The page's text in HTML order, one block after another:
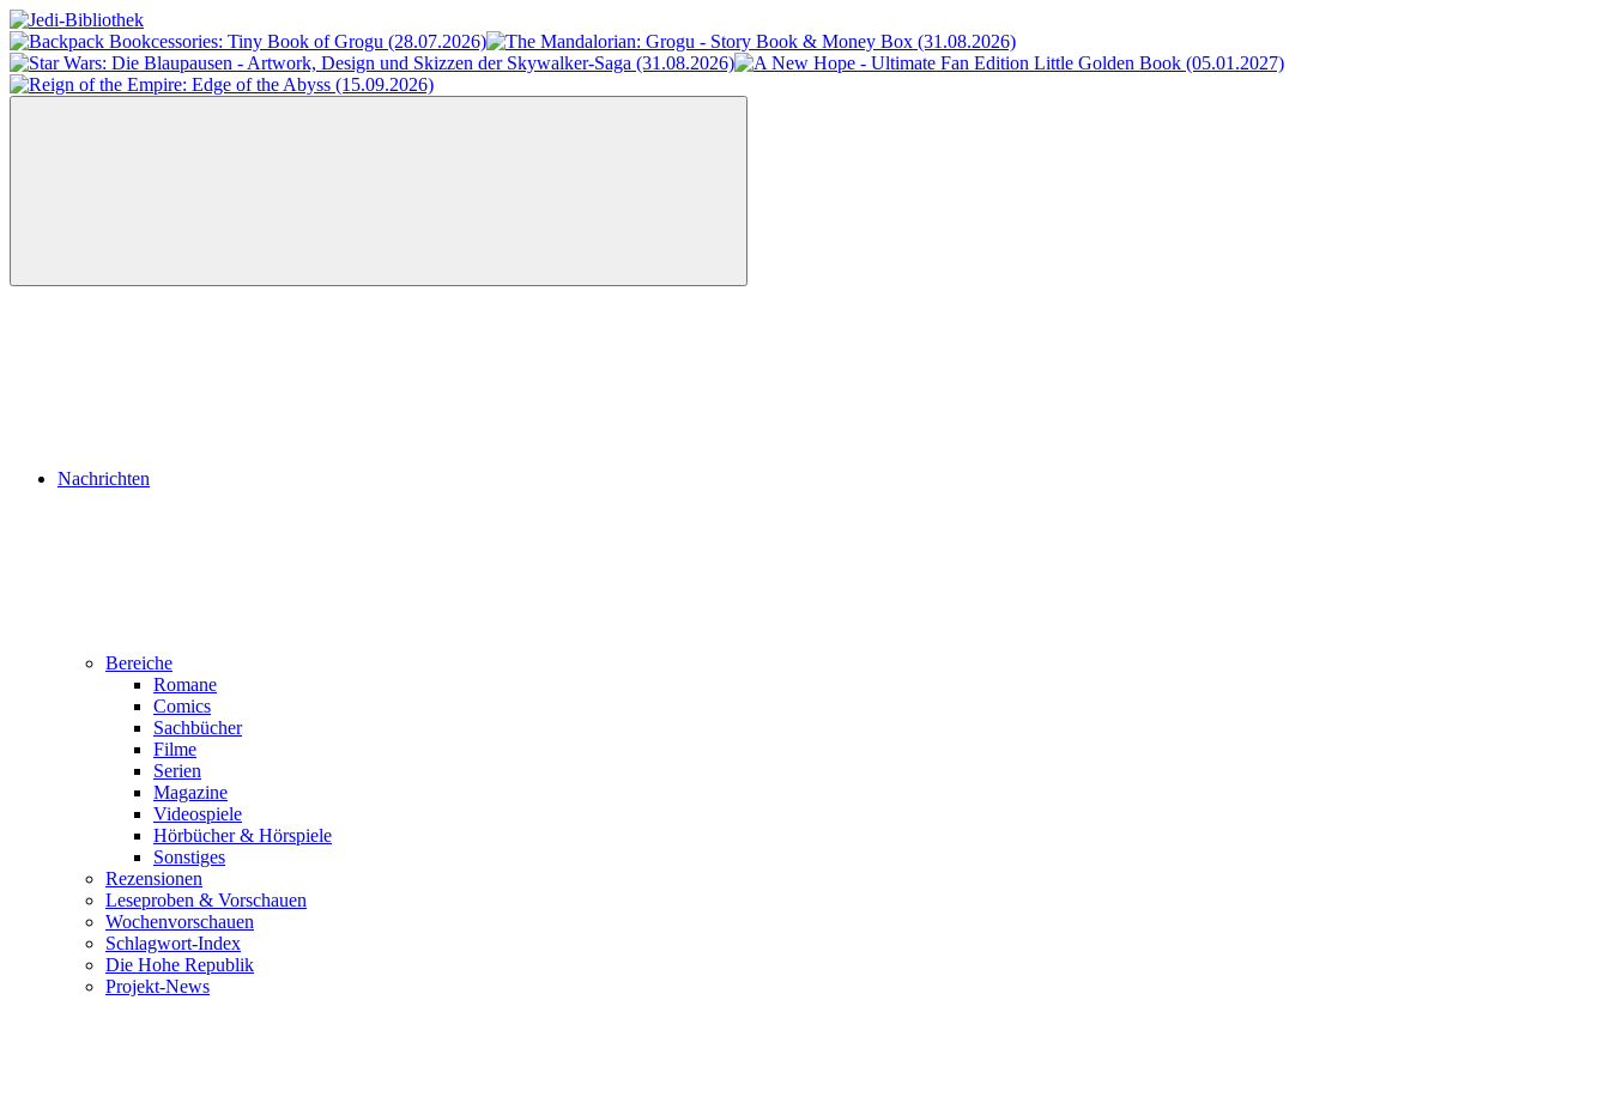
Zum
Inhalt
springen
Jedi-
Bibliothek
Das
Portal
für
Menü
Nachrichten
Bereiche
Romane
Comics
Sachbücher
Filme
Serien
Magazine
Videospiele
Hörbücher & Hörspiele
Sonstiges
Rezensionen
Leseproben & Vorschauen
Wochenvorschauen
Schlagwort-Index
Die Hohe Republik
Projekt-News